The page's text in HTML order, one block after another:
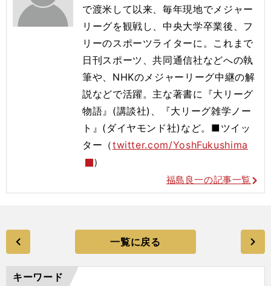
で渡米して以来、毎年現地でメジャー
リーグを観戦し、中央大学卒業後、フ
リーのスポーツライターに。これまで
日刊スポーツ、共同通信社などへの執
筆や、NHKのメジャーリーグ中継の解
説などで活躍。主な著書に『大リーグ
物語』(講談社)、『大リーグ雑学ノー
ト』(ダイヤモンド社)など。■ツイッ
ター（twitter.com/YoshFukushima
）
福島良一の記事一覧
一覧に戻る
キーワード